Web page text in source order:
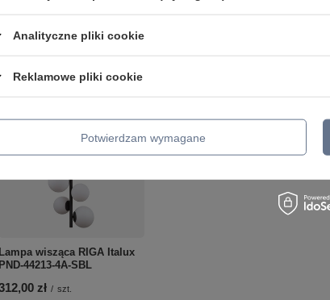
Lampa wisząca RIGA Italux
PND-44213-4A-SBL
zł / szt.
Analityczne pliki cookie
Reklamowe pliki cookie
Potwierdzam wymagane